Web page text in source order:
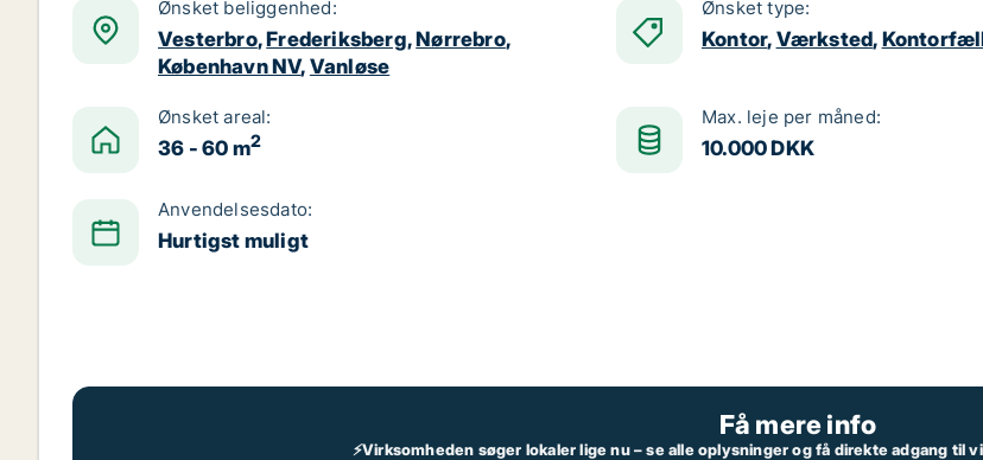
Ønsket beliggenhed:
Vesterbro,Frederiksberg,Nørrebro,
København NV, Vanløse
Ønsket type:
Kontor, Værksted,
Ønsket areal:
36 - 60 m2
Max. leje per måned:
10.000 DKK
Anvendelsesdato:
Hurtigst muligt
Få mere info
⚡Virksomheden søger lokaler lige nu – se alle oplysninger og få direkte adgang til